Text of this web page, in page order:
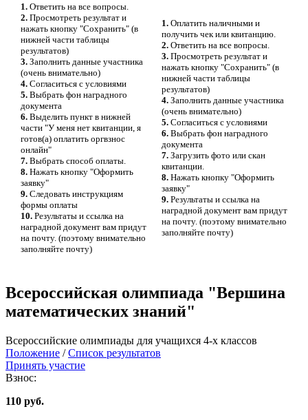
1. Ответить на все вопросы.
2. Просмотреть результат и
нажать кнопку "Сохранить" (в
нижней части таблицы
результатов)
3. Заполнить данные участника
(очень внимательно)
4. Согласиться с условиями
5. Выбрать фон наградного
документа
6. Выделить пункт в нижней
части "У меня нет квитанции, я
готов(а) оплатить оргвзнос
онлайн"
7. Выбрать способ оплаты.
8. Нажать кнопку "Оформить
заявку"
9. Следовать инструкциям
формы оплаты
10. Результаты и ссылка на
наградной документ вам придут
на почту. (поэтому внимательно
заполняйте почту)
1. Оплатить наличными и
получить чек или квитанцию.
2. Ответить на все вопросы.
3. Просмотреть результат и
нажать кнопку "Сохранить" (в
нижней части таблицы
результатов)
4. Заполнить данные участника
(очень внимательно)
5. Согласиться с условиями
6. Выбрать фон наградного
документа
7. Загрузить фото или скан
квитанции.
8. Нажать кнопку "Оформить
заявку"
9. Результаты и ссылка на
наградной документ вам придут
на почту. (поэтому внимательно
заполняйте почту)
Всероссийская олимпиада "Вершина
математических знаний"
Всероссийские олимпиады для учащихся 4-х классов
Положение / Список результатов
Принять участие
Взнос:
110 руб.